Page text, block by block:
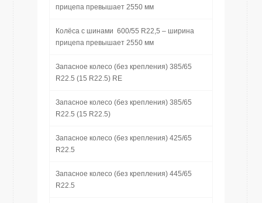
прицепа превышает 2550 мм
Колёса с шинами 600/55 R22,5 – ширина
прицепа превышает 2550 мм
Запасное колесо (без крепления) 385/65
R22.5 (15 R22.5) RE
Запасное колесо (без крепления) 385/65
R22.5 (15 R22.5)
Запасное колесо (без крепления) 425/65
R22.5
Запасное колесо (без крепления) 445/65
R22.5